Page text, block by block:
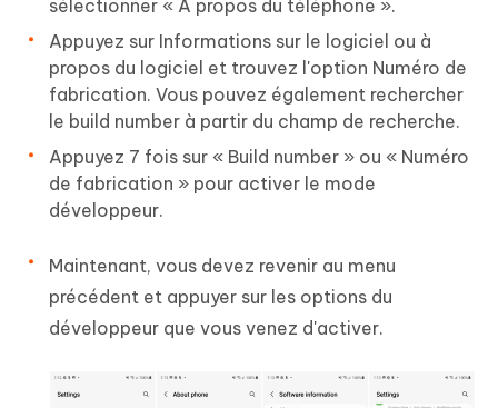
sélectionner « À propos du téléphone ».
Appuyez sur Informations sur le logiciel ou à
propos du logiciel et trouvez l'option Numéro de
fabrication. Vous pouvez également rechercher
le build number à partir du champ de recherche.
Appuyez 7 fois sur « Build number » ou « Numéro
de fabrication » pour activer le mode
développeur.
Maintenant, vous devez revenir au menu
précédent et appuyer sur les options du
développeur que vous venez d'activer.